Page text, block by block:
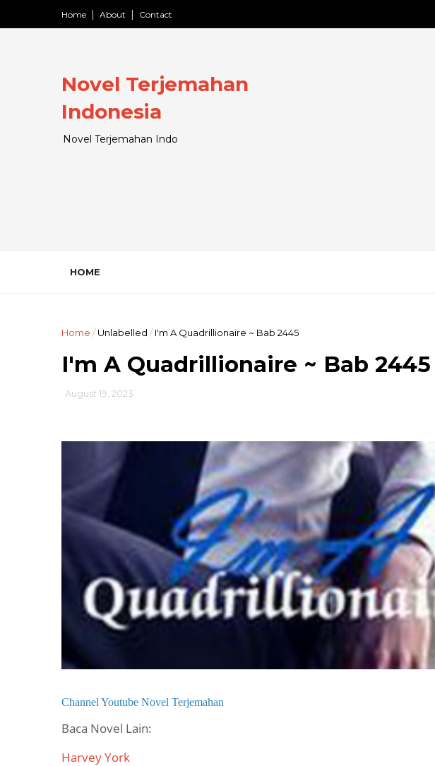
Home About Contact
Novel Terjemahan
Indonesia
Novel Terjemahan Indo
HOME
Home /Unlabelled / I'm A Quadrillionaire ~ Bab 2445
I'm A Quadrillionaire ~ Bab 2445
August 19, 2023
Channel Youtube Novel Terjemahan
Baca Novel Lain:
Harvey York